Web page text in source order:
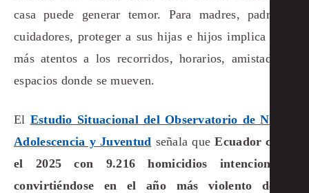
casa puede generar temor. Para madres, padres y
cuidadores, proteger a sus hijas e hijos implica estar
más atentos a los recorridos, horarios, amistades y
espacios donde se mueven.
El Estudio Situacional del Observatorio de Niñez,
Adolescencia y Juventud señala queEcuador cerró
el 2025 con 9.216 homicidios intencionales,
convirtiéndose en el año más violento de la